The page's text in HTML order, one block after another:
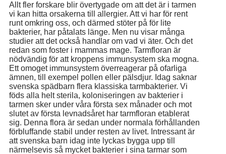
Allt fler forskare blir övertygade om att det är i tarmen
vi kan hitta orsakerna till allergier. Att vi har för rent
runt omkring oss, och därmed stöter på för lite
bakterier, har påtalats länge. Men nu visar många
studier att det också handlar om vad vi äter. Och det
redan som foster i mammas mage. Tarmfloran är
nödvändig för att kroppens immunsystem ska mogna.
Ett omoget immunsystem överreagerar på ofarliga
ämnen, till exempel pollen eller pälsdjur. Idag saknar
svenska spädbarn flera klassiska tarmbakterier. Vi
föds alla helt sterila, koloniseringen av bakterier i
tarmen sker under våra första sex månader och mot
slutet av första levnadsåret har tarmfloran etablerat
sig. Denna flora är sedan under normala förhållanden
förbluffande stabil under resten av livet. Intressant är
att svenska barn idag inte lyckas bygga upp till
närmelsevis så mycket bakterier i sina tarmar som